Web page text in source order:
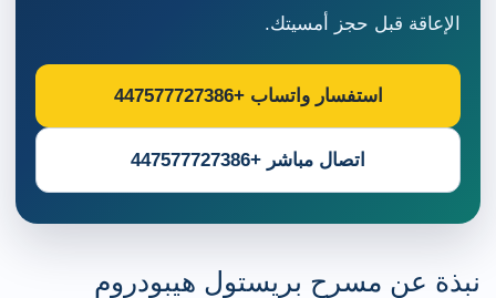
الإعاقة قبل حجز أمسيتك.
استفسار واتساب +447577727386
اتصال مباشر +447577727386
نبذة عن مسرح بريستول هيبودروم